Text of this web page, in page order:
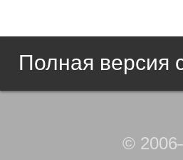
Полная версия
©